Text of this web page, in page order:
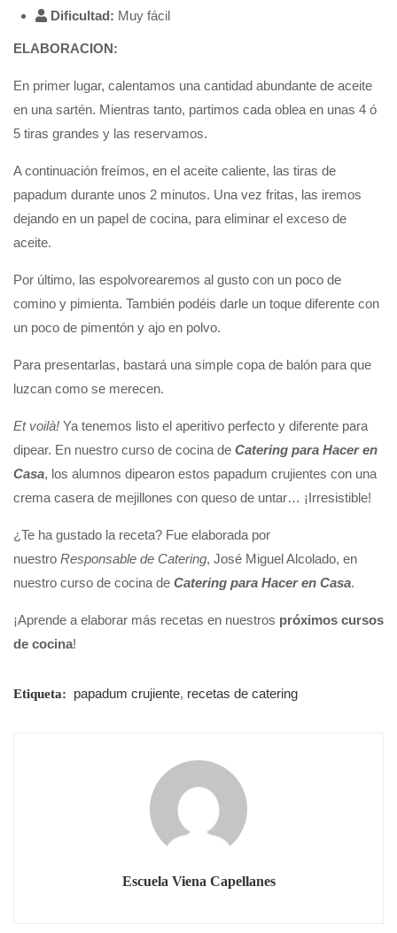
Dificultad: Muy fácil
ELABORACION:
En primer lugar, calentamos una cantidad abundante de aceite
en una sartén. Mientras tanto, partimos cada oblea en unas 4 ó
5 tiras grandes y las reservamos.
A continuación freímos, en el aceite caliente, las tiras de
papadum durante unos 2 minutos. Una vez fritas, las iremos
dejando en un papel de cocina, para eliminar el exceso de
aceite.
Por último, las espolvorearemos al gusto con un poco de
comino y pimienta. También podéis darle un toque diferente con
un poco de pimentón y ajo en polvo.
Para presentarlas, bastará una simple copa de balón para que
luzcan como se merecen.
Et voilà! Ya tenemos listo el aperitivo perfecto y diferente para
dipear. En nuestro curso de cocina de Catering para Hacer en
Casa, los alumnos dipearon estos papadum crujientes con una
crema casera de mejillones con queso de untar… ¡Irresistible!
¿Te ha gustado la receta? Fue elaborada por
nuestro Responsable de Catering, José Miguel Alcolado, en
nuestro curso de cocina de Catering para Hacer en Casa.
¡Aprende a elaborar más recetas en nuestros próximos cursos
de cocina!
Etiqueta: papadum crujiente, recetas de catering
Escuela Viena Capellanes